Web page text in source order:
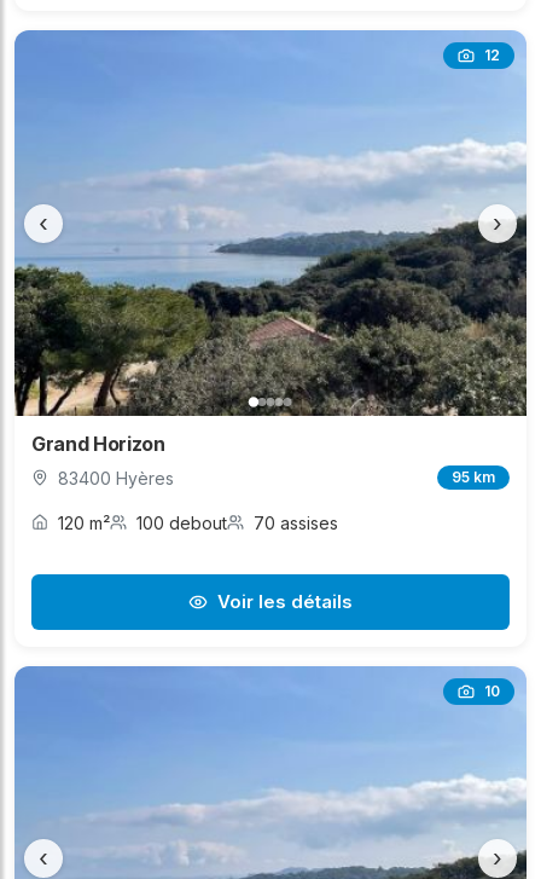
12
‹ ›
Grand Horizon
83400 Hyères 95 km
120 m² 100 debout 70 assises
Voir les détails
10
‹ ›